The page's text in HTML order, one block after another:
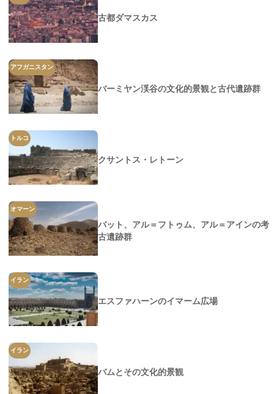
古都ダマスカス
アフガニスタン
バーミヤン渓谷の文化的景観と古代遺跡群
トルコ
クサントス・レトーン
オマーン
バット、アル＝フトゥム、アル＝アインの考
古遺跡群
イラン
エスファハーンのイマーム広場
イラン
バムとその文化的景観